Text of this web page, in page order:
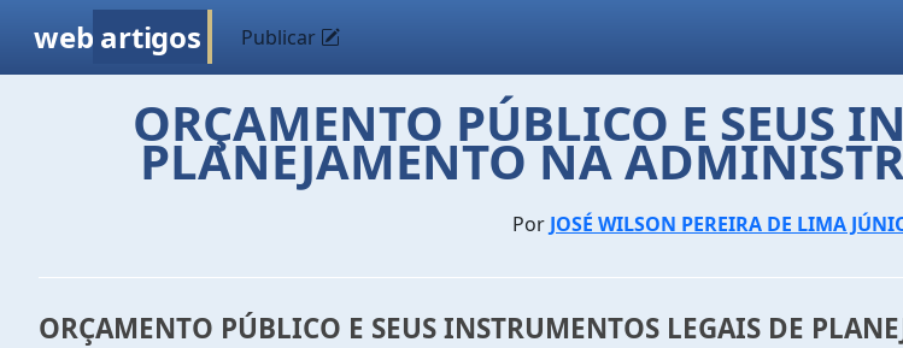
web artigos Publicar
ORÇAMENTO PÚBLICO E SEUS
PLANEJAMENTO NA
Por JOSÉ WILSON PEREIRA DE LIMA
ORÇAMENTO PÚBLICO E SEUS INSTRUMENTOS LEGAIS DE